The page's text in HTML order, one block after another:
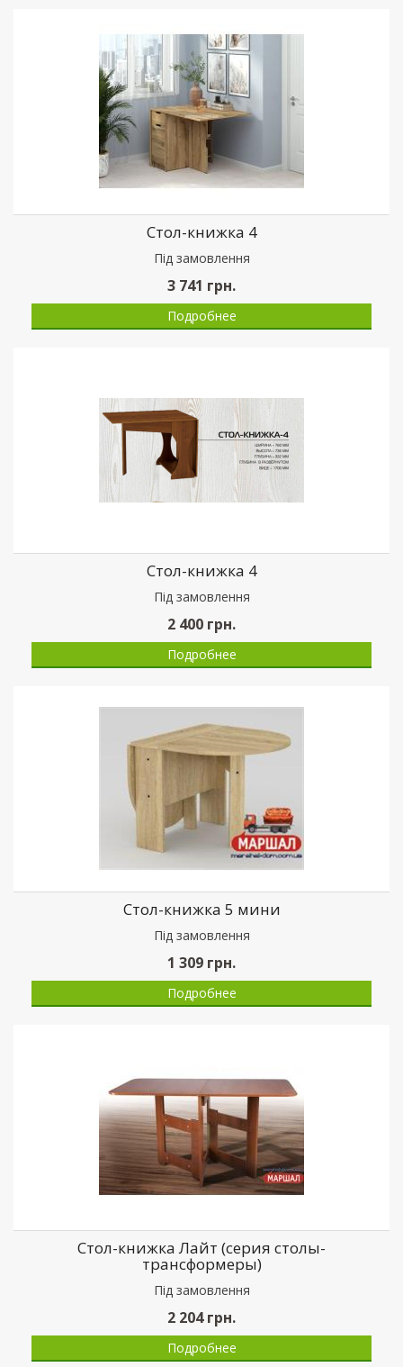
Стол-книжка 4
Пiд замовлення
3 741 грн.
Подробнее
Стол-книжка 4
Пiд замовлення
2 400 грн.
Подробнее
Стол-книжка 5 мини
Пiд замовлення
1 309 грн.
Подробнее
Стол-книжка Лайт (серия столы-
трансформеры)
Пiд замовлення
2 204грн.
Подробнее